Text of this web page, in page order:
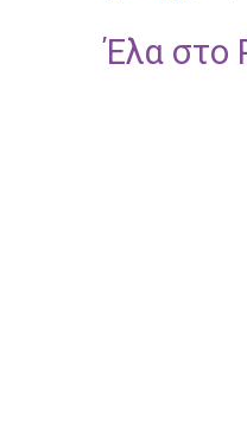
Έλα στο